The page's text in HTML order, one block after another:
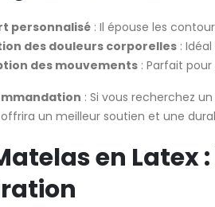
personnalisé : Il épouse les
des douleurs corporelles :
des mouvements : Parfait
: Si vous recherchez
un meilleur soutien et une
en Latex